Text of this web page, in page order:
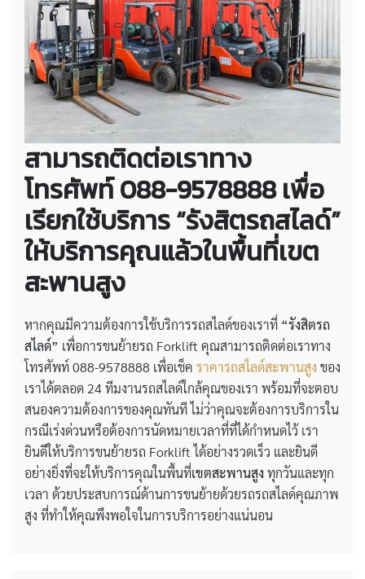
สามารถติดต่อเราทาง
โทรศัพท์ 088-9578888 เพื่อ
เรียกใช้บริการ “รังสิตรถสไลด์”
ให้บริการคุณแล้วในพื้นที่เขต
สะพานสูง
หากคุณมีความต้องการใช้บริการรถสไลด์ของเราที่ “รังสิตรถ
สไลด์” เพื่อการขนย้ายรถ Forklift คุณสามารถติดต่อเราทาง
โทรศัพท์ 088-9578888 เพื่อเช็ค ราคารถสไลด์สะพานสูง ของ
เราได้ตลอด 24 ทีมงานรถสไลด์ใกล้คุณของเรา พร้อมที่จะตอบ
สนองความต้องการของคุณทันที ไม่ว่าคุณจะต้องการบริการใน
กรณีเร่งด่วนหรือต้องการนัดหมายเวลาที่ที่ได้กำหนดไว้ เรา
ยินดีให้บริการขนย้ายรถ Forklift ได้อย่างรวดเร็ว และยินดี
อย่างยิ่งที่จะให้บริการคุณในพื้นที่เขตสะพานสูง ทุกวันและทุก
เวลา ด้วยประสบการณ์ด้านการขนย้ายด้วยรถรถสไลด์คุณภาพ
สูง ที่ทำให้คุณพึงพอใจในการบริการอย่างแน่นอน